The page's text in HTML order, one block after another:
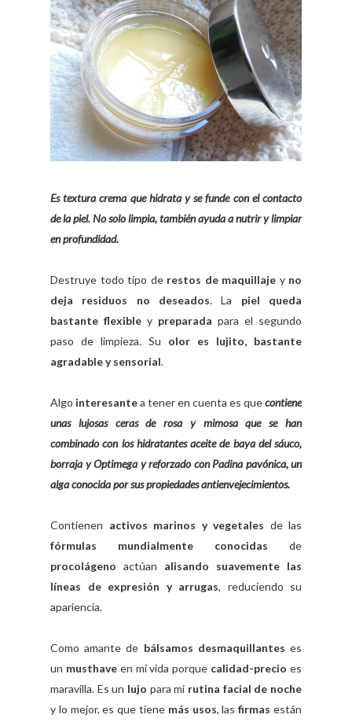
Es textura crema que hidrata y se funde con el contacto
de la piel. No solo limpia, también ayuda a nutrir y limpiar
en profundidad.
Destruye todo tipo de restos de maquillaje y no
deja residuos no deseados. La piel queda
bastante flexible y preparada para el segundo
paso de limpieza. Su olor es lujito, bastante
agradable y sensorial.
Algo interesantea tener en cuenta es quecontiene
unas lujosas ceras de rosa y mimosa que se han
combinado con los hidratantes aceite de baya del sáuco,
borraja y Optimega y reforzado con Padina pavónica, un
alga conocida por sus propiedades antienvejecimientos.
Contienen activos marinos y vegetales de las
fórmulas mundialmente conocidas de
procolágeno actúan alisando suavemente las
líneas de expresión y arrugas, reduciendo su
apariencia.
Como amante de bálsamos desmaquillantes es
un musthave en mi vida porque calidad-precio es
maravilla. Es un lujo para mi rutina facial de noche
y lo mejor, es que tiene más usos, las firmas están